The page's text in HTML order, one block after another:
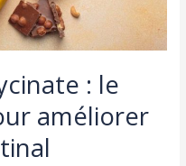
: le
améliorer